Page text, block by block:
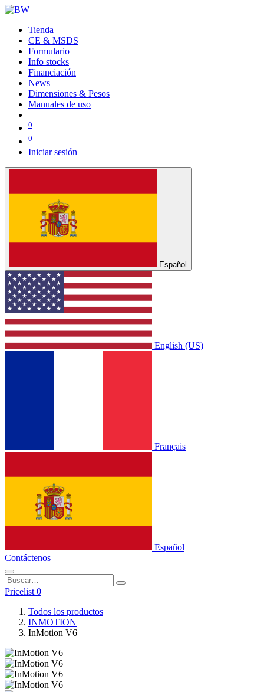
Tienda
CE & MSDS
Formulario
Info stocks
Financiación
News
Dimensiones & Pesos
Manuales de uso
0
0
Iniciar sesión
Español
English (US)
Français
Español
Contáctenos
Pricelist 0
Todos los productos
INMOTION
InMotion V6